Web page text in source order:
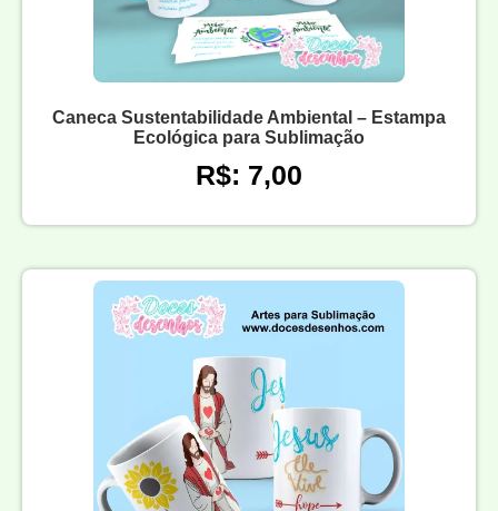
Caneca Sustentabilidade Ambiental – Estampa
Ecológica para Sublimação
R$: 7,00